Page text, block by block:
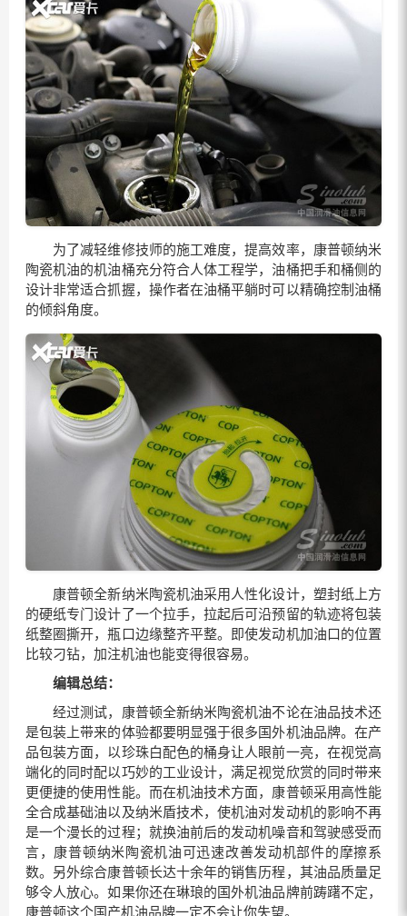
为了减轻维修技师的施工难度，提高效率，康普顿纳米
陶瓷机油的机油桶充分符合人体工程学，油桶把手和桶侧的
设计非常适合抓握，操作者在油桶平躺时可以精确控制油桶
的倾斜角度。
康普顿全新纳米陶瓷机油采用人性化设计，塑封纸上方
的硬纸专门设计了一个拉手，拉起后可沿预留的轨迹将包装
纸整圈撕开，瓶口边缘整齐平整。即使发动机加油口的位置
比较刁钻，加注机油也能变得很容易。
编辑总结：
经过测试，康普顿全新纳米陶瓷机油不论在油品技术还
是包装上带来的体验都要明显强于很多国外机油品牌。在产
品包装方面，以珍珠白配色的桶身让人眼前一亮，在视觉高
端化的同时配以巧妙的工业设计，满足视觉欣赏的同时带来
更便捷的使用性能。而在机油技术方面，康普顿采用高性能
全合成基础油以及纳米盾技术，使机油对发动机的影响不再
是一个漫长的过程；就换油前后的发动机噪音和驾驶感受而
言，康普顿纳米陶瓷机油可迅速改善发动机部件的摩擦系
数。另外综合康普顿长达十余年的销售历程，其油品质量足
够令人放心。如果你还在琳琅的国外机油品牌前踌躇不定，
康普顿这个国产机油品牌一定不会让你失望。